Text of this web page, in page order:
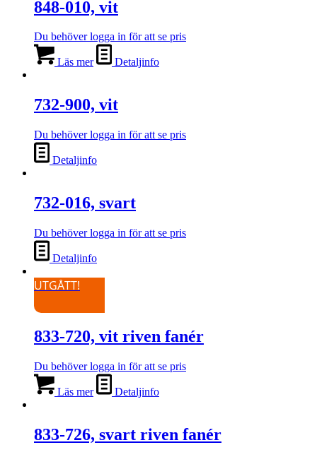
848-010, vit
Du behöver logga in för att se pris
Läs mer Detaljinfo
732-900, vit
Du behöver logga in för att se pris
Detaljinfo
732-016, svart
Du behöver logga in för att se pris
Detaljinfo
UTGÅTT!
833-720, vit riven fanér
Du behöver logga in för att se pris
Läs mer Detaljinfo
833-726, svart riven fanér